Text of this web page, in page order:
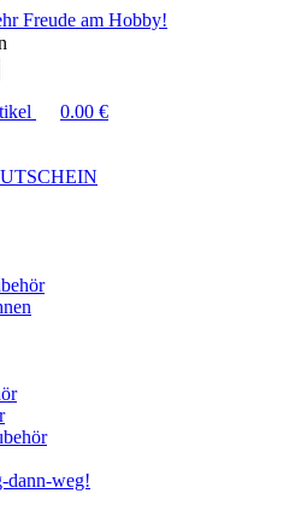
Freude am Hobby!
0.00 €
dann-weg!